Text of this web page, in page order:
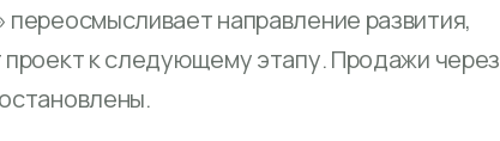
направление развития,
к следующему этапу. Продажи через